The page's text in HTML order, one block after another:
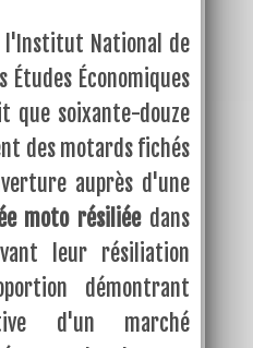
l'Institut National de
Économiques
que soixante-douze
des motards fichés
auprès d'une
moto résiliéedans
leur résiliation
démontrant
d'un marché